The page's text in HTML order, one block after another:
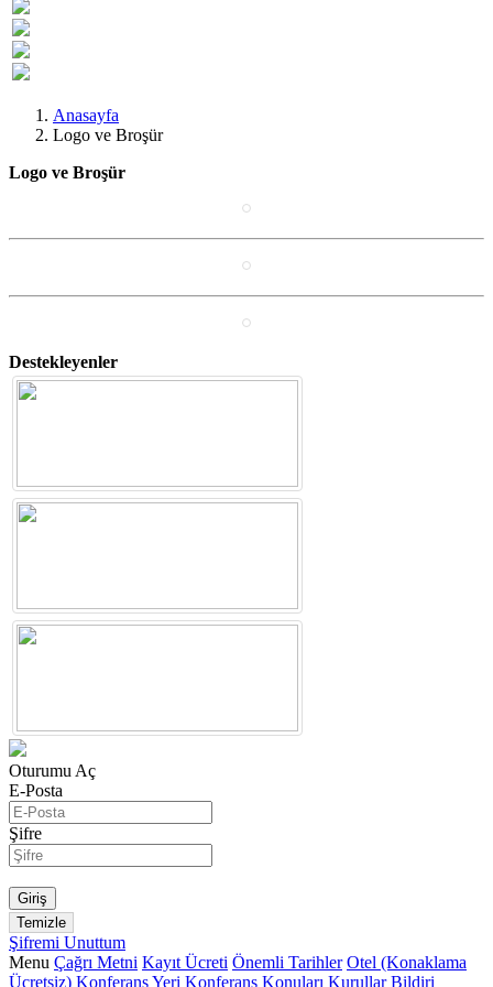
Anasayfa
Logo ve Broşür
Logo ve Broşür
Destekleyenler
Oturumu Aç
E-Posta
Şifre
Şifremi Unuttum
Menu Çağrı Metni Kayıt Ücreti Önemli Tarihler Otel (Konaklama
Ücretsiz) Konferans Yeri Konferans Konuları Kurullar Bildiri